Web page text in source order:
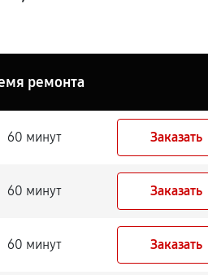
ремонта
60 минут Заказать
60 минут Заказать
60 минут Заказать